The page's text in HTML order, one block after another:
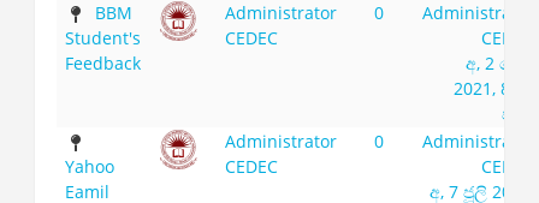
BBM
Student's
Feedback
Administrator
CEDEC
0
Administrator
CEDEC
අ, 2 පෙබ
2021, 8:21
ප.ව.
Yahoo
Eamil
Administrator
CEDEC
0
Administrator
CEDEC
අ, 7 ජූලි 2020,